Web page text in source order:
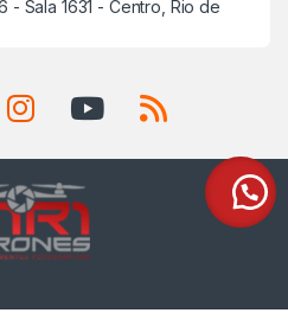
- Sala 1631 - Centro, Rio de